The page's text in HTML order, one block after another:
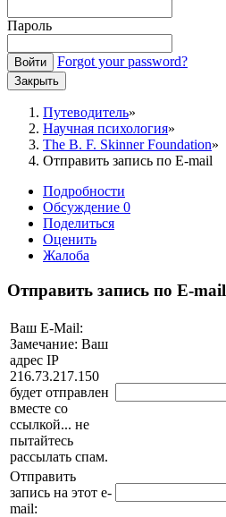
Пароль
Войти Forgot your password?
Закрыть
Путеводитель
Научная психология
The B. F. Skinner Foundation
Отправить запись по E-mail
Подробности
Обсуждение 0
Поделиться
Оценить
Жалоба
Отправить запись по E-mail
Ваш E-Mail:
Замечание: Ваш
адрес IP
216.73.217.150
будет отправлен
вместе со
ссылкой... не
пытайтесь
рассылать спам.
Отправить
запись на этот e-
mail: